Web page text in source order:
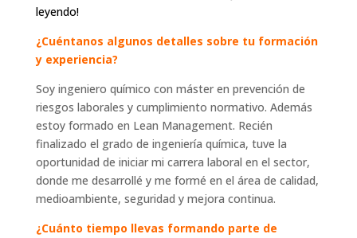
leyendo!
¿Cuéntanos algunos detalles sobre tu formación
y experiencia?
Soy ingeniero químico con máster en prevención de
riesgos laborales y cumplimiento normativo. Además
estoy formado en Lean Management. Recién
finalizado el grado de ingeniería química, tuve la
oportunidad de iniciar mi carrera laboral en el sector,
donde me desarrollé y me formé en el área de calidad,
medioambiente, seguridad y mejora continua.
¿Cuánto tiempo llevas formando parte de